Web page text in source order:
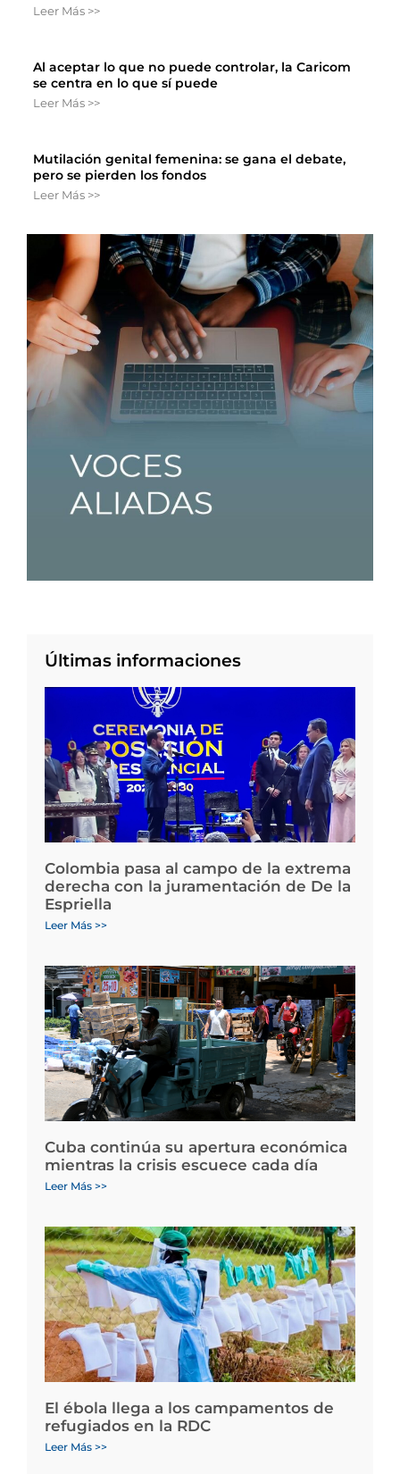
Leer Más >>
Al aceptar lo que no puede controlar, la Caricom
se centra en lo que sí puede
Leer Más >>
Mutilación genital femenina: se gana el debate,
pero se pierden los fondos
Leer Más >>
Últimas informaciones
Colombia pasa al campo de la extrema
derecha con la juramentación de De la
Espriella
Leer Más >>
Cuba continúa su apertura económica
mientras la crisis escuece cada día
Leer Más >>
El ébola llega a los campamentos de
refugiados en la RDC
Leer Más >>